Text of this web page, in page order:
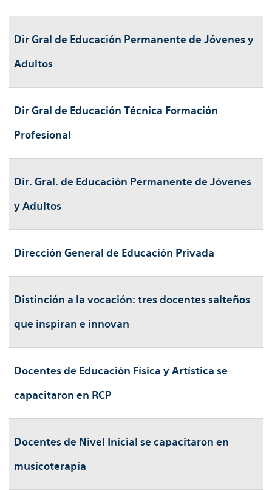
Dir Gral de Educación Permanente de Jóvenes y
Adultos
Dir Gral de Educación Técnica Formación
Profesional
Dir. Gral. de Educación Permanente de Jóvenes
y Adultos
Dirección General de Educación Privada
Distinción a la vocación: tres docentes salteños
que inspiran e innovan
Docentes de Educación Física y Artística se
capacitaron en RCP
Docentes de Nivel Inicial se capacitaron en
musicoterapia